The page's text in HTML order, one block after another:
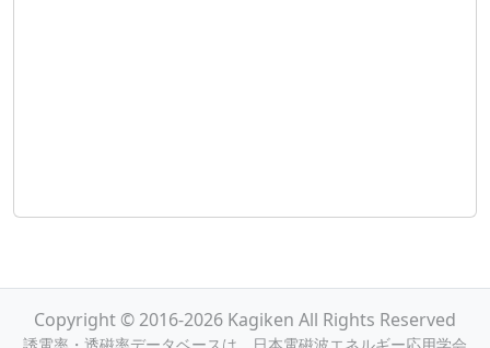
Copyright © 2016-2026 Kagiken All Rights Reserved